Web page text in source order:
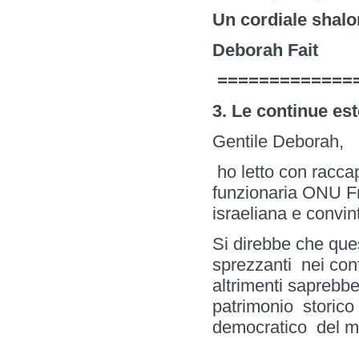
Un cordiale
Deborah Fait
3. Le continue
Gentile Deborah,
ho letto con
funzionaria ONU
israeliana e
Si direbbe che
sprezzanti nei
altrimenti
patrimonio
democratico del